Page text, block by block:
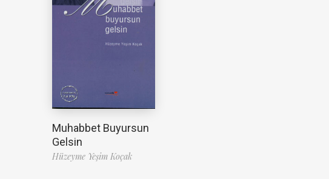
Muhabbet Buyursun
Gelsin
Hüzeyme Yeşim Koçak